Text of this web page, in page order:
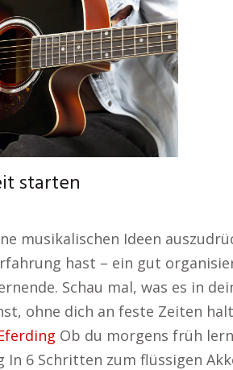
starten
musikalischen Ideen
hast – ein gut
Schau mal, was es in
ohne dich an feste Zeiten
Ob du morgens früh
6 Schritten zum flüssigen